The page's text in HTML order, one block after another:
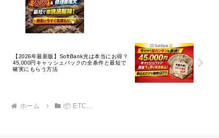
【2026年最新版】SoftBank光は本当にお得？
45,000円キャッシュバックの全条件と最短で
確実にもらう方法
ホーム 📦 ETC...